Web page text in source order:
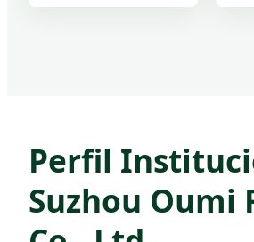
Perfil
Suzhou Oumi